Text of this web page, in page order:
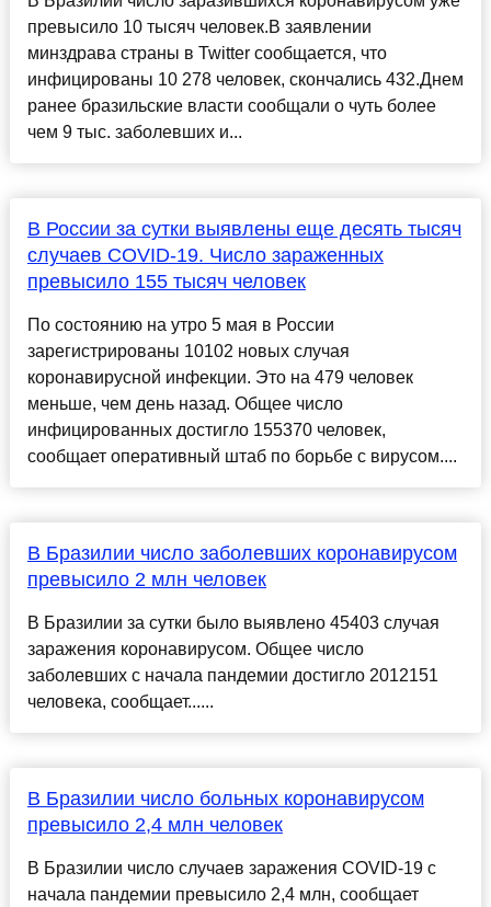
превысило 10 тысяч человек.В заявлении
минздрава страны в Twitter сообщается, что
инфицированы 10 278 человек, скончались 432.Днем
ранее бразильские власти сообщали о чуть более
чем 9 тыс. заболевших и...
В России за сутки выявлены еще десять тысяч
случаев COVID-19. Число зараженных
превысило 155 тысяч человек
По состоянию на утро 5 мая в России
зарегистрированы 10102 новых случая
коронавирусной инфекции. Это на 479 человек
меньше, чем день назад. Общее число
инфицированных достигло 155370 человек,
сообщает оперативный штаб по борьбе с вирусом....
В Бразилии число заболевших коронавирусом
превысило 2 млн человек
В Бразилии за сутки было выявлено 45403 случая
заражения коронавирусом. Общее число
заболевших с начала пандемии достигло 2012151
человека, сообщает......
В Бразилии число больных коронавирусом
превысило 2,4 млн человек
В Бразилии число случаев заражения COVID-19 с
начала пандемии превысило 2,4 млн, сообщает